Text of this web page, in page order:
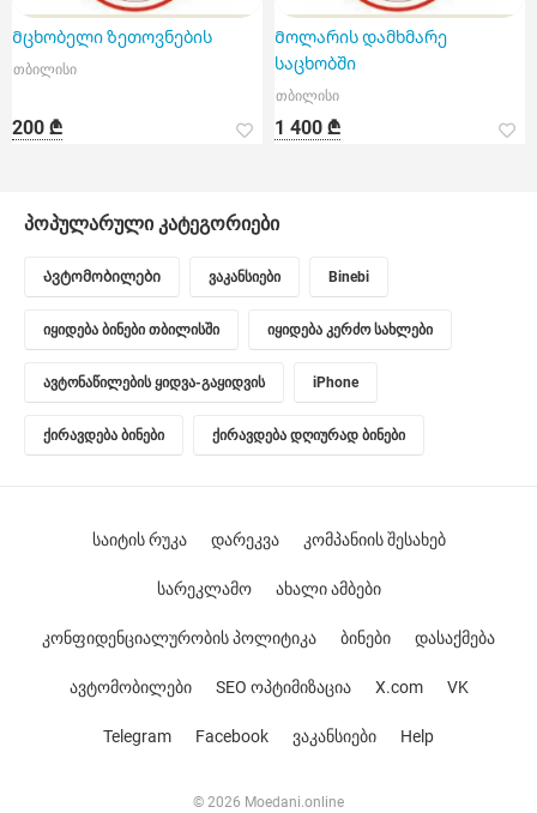
Მცხობელი ზეთოვნების
თბილისი
200 ₾
Მოლარის დამხმარე
საცხობში
თბილისი
1 400 ₾
პოპულარული კატეგორიები
Ავტომობილები ვაკანსიები Binebi
იყიდება ბინები თბილისში იყიდება კერძო სახლები
ავტონაწილების ყიდვა-გაყიდვის iPhone
ქირავდება ბინები ქირავდება დღიურად ბინები
© 2026 Moedani.online
საიტის რუკა დარეკვა კომპანიის შესახებ
სარეკლამო ახალი ამბები
კონფიდენციალურობის პოლიტიკა ბინები დასაქმება
ავტომობილები SEO ოპტიმიზაცია X.com VK
Telegram Facebook ვაკანსიები Help